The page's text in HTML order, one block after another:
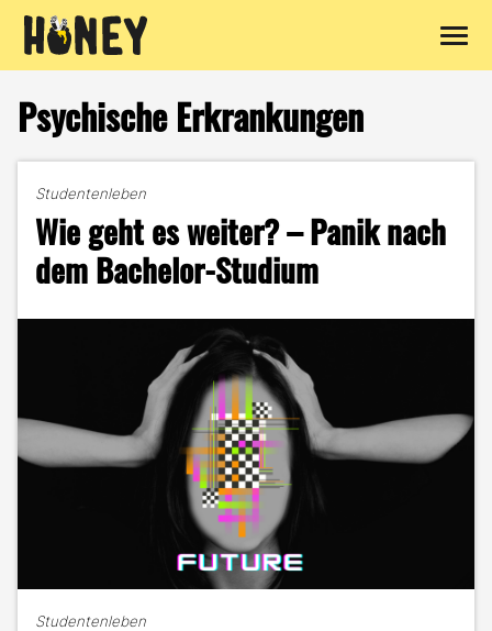
Inhalt
springen
Psychische Erkrankungen
Studentenleben
Wie geht es weiter? – Panik nach
dem Bachelor-Studium
Studentenleben